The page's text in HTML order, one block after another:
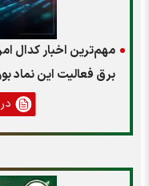
برق فعالیت این نماد